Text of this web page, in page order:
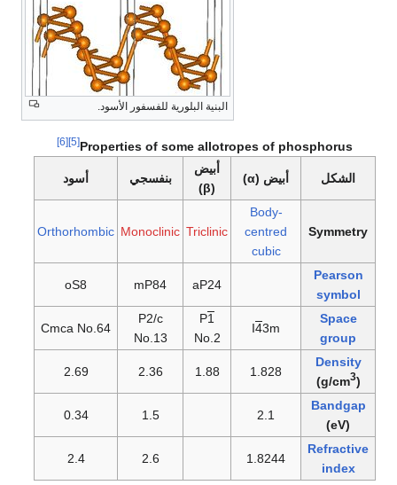
البنية البلورية للفسفور الأسود.
Properties of some allotropes of phosphorus
[5]
[6]
الشكل أبيض (α)
أبيض
(β)
بنفسجي أسود
Symmetry
Body-
centred
cubic
Triclinic
Monoclinic
Orthorhombic
Pearson
symbol
aP24
mP84
oS8
Space
group
I43m
P1
No.2
P2/c
No.13
Cmca No.64
Density
(g/cm3)
1.828
1.88
2.36
2.69
Bandgap
(eV)
2.1
1.5
0.34
Refractive
index
1.8244
2.6
2.4